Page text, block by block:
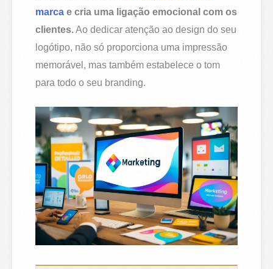
marca e cria uma ligação emocional com os
clientes.Ao dedicar atenção ao design do seu
logótipo, não só proporciona uma impressão
memorável, mas também estabelece o tom
para todo o seu branding.